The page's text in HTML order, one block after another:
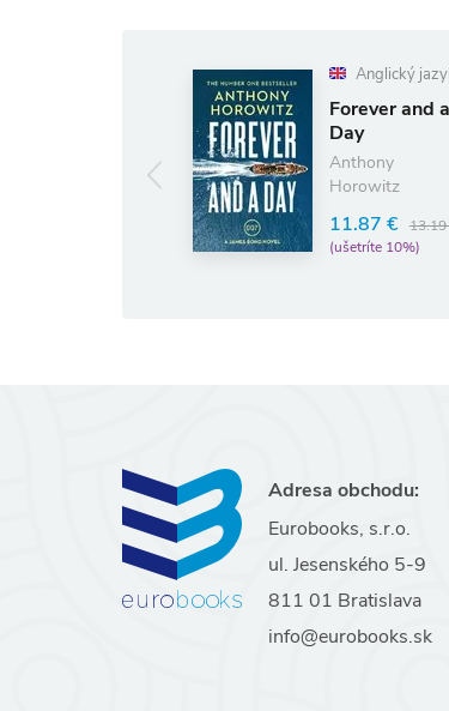
Anglický
Forever and a
Day
Anthony
Horowitz
11.87 €
(ušetríte 10%)
Adresa obchodu:
Eurobooks, s.r.o.
ul. Jesenského 5-9
811 01 Bratislava
info@eurobooks.sk